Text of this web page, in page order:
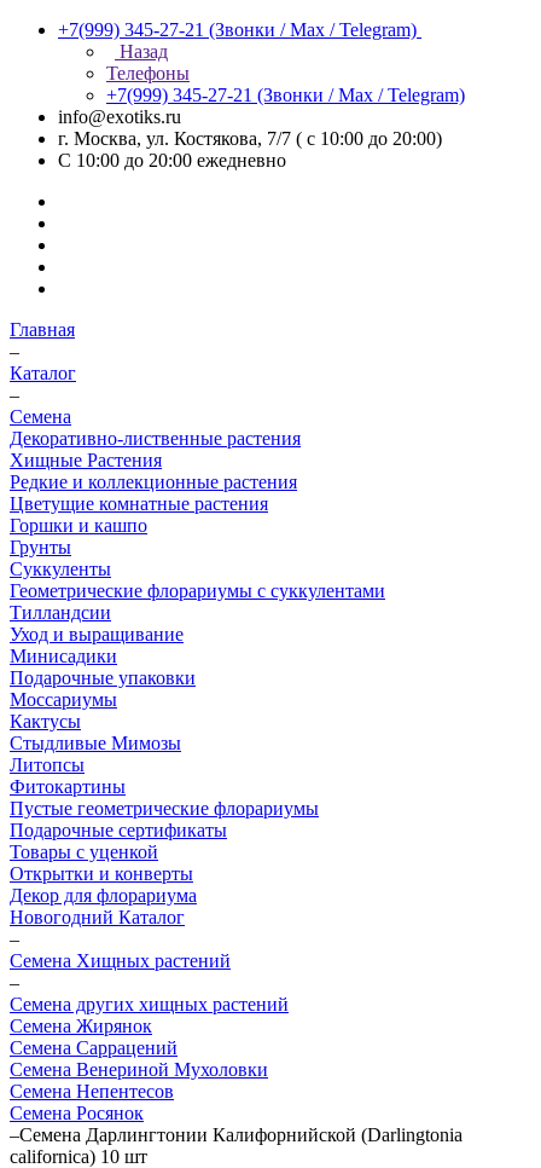
+7(999) 345-27-21 (Звонки / Max / Telegram)
Назад
Телефоны
+7(999) 345-27-21 (Звонки / Max / Telegram)
info@exotiks.ru
г. Москва, ул. Костякова, 7/7 ( с 10:00 до 20:00)
С 10:00 до 20:00 ежедневно
Главная
–
Каталог
–
Семена
Декоративно-лиственные растения
Хищные Растения
Редкие и коллекционные растения
Цветущие комнатные растения
Горшки и кашпо
Грунты
Суккуленты
Геометрические флорариумы с суккулентами
Тилландсии
Уход и выращивание
Минисадики
Подарочные упаковки
Моссариумы
Кактусы
Стыдливые Мимозы
Литопсы
Фитокартины
Пустые геометрические флорариумы
Подарочные сертификаты
Товары с уценкой
Открытки и конверты
Декор для флорариума
Новогодний Каталог
–
Семена Хищных растений
–
Семена других хищных растений
Семена Жирянок
Семена Саррацений
Семена Венериной Мухоловки
Семена Непентесов
Семена Росянок
–Семена Дарлингтонии Калифорнийской (Darlingtonia
californica) 10 шт